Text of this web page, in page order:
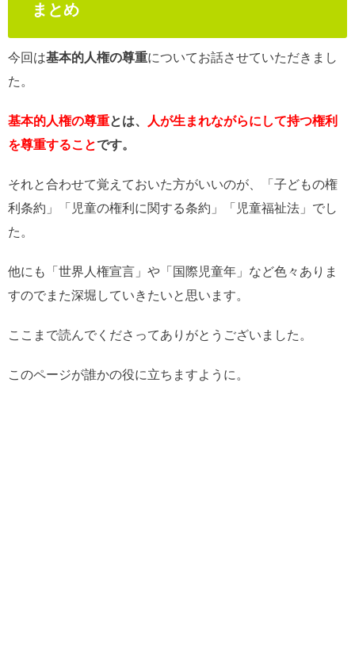
まとめ
今回は基本的人権の尊重についてお話させていただきまし
た。
基本的人権の尊重とは、
人が生まれながらにして持つ権利
を尊重することです。
それと合わせて覚えておいた方がいいのが、「子どもの権
利条約」「児童の権利に関する条約」「児童福祉法」でし
た。
他にも「世界人権宣言」や「国際児童年」など色々ありま
すのでまた深堀していきたいと思います。
ここまで読んでくださってありがとうございました。
このページが誰かの役に立ちますように。